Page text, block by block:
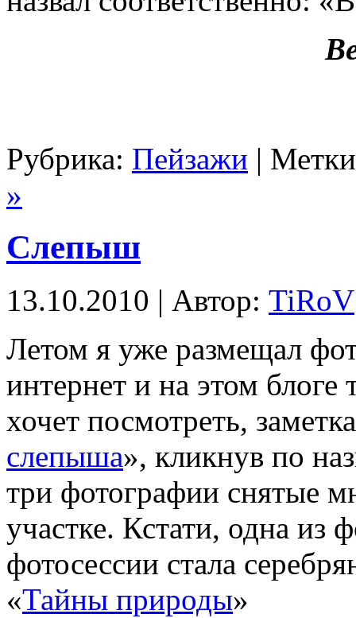
Рубрика: Пейзажи |
»
Слепыш
13.10.2010 | Автор: TiRoV
Летом я уже размещал
интернет и на этом блоге
хочет посмотреть,
слепыша», кликнув по
три фотографии снятые
участке. Кстати, одна из
фотосессии стала
«Тайны природы»